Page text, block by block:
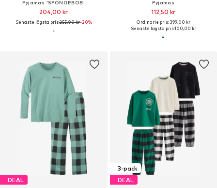
Pyjamas 'SPONGEBOB'
204,00 kr
Senaste lägsta pris:255,00 kr-20%
Pyjamas
112,50 kr
Ordinarie pris: 399,00 kr
Senaste lägsta pris:100,00 kr
DEAL
3-pack
DEAL